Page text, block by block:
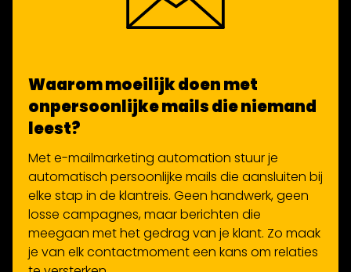
Waarom moeilijk doen met
onpersoonlijke mails die niemand
leest?
Met e-mailmarketing automation stuur je
automatisch persoonlijke mails die aansluiten bij
elke stap in de klantreis. Geen handwerk, geen
losse campagnes, maar berichten die
meegaan met het gedrag van je klant. Zo maak
je van elk contactmoment een kans om relaties